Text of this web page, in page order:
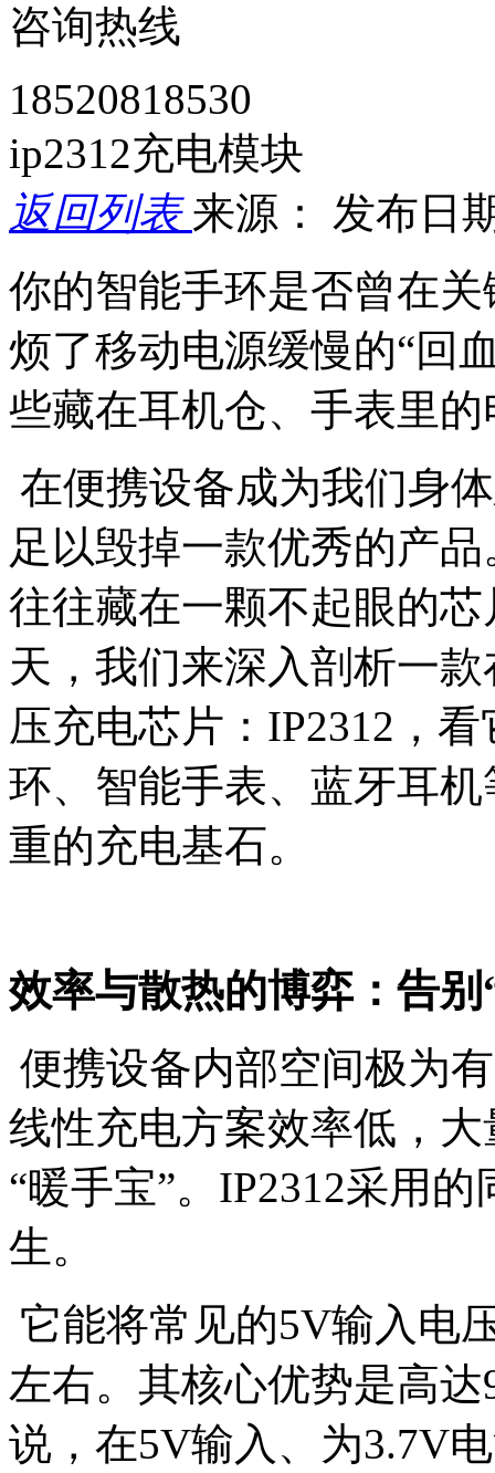
咨询热线
18520818530
ip2312充电模块
返回列表来源： 发布日
你的智能手环是否曾在
烦了移动电源缓慢的“回
些藏在耳机仓、手表里
在便携设备成为我们身
足以毁掉一款优秀的产
往往藏在一颗不起眼的
天，我们来深入剖析一
压充电芯片：IP2312，
环、智能手表、蓝牙耳
重的充电基石。
效率与散热的博弈：告别
便携设备内部空间极为
线性充电方案效率低，
“暖手宝”。IP2312采用
生。
它能将常见的5V输入电
左右。其核心优势是高
说，在5V输入、为3.7V